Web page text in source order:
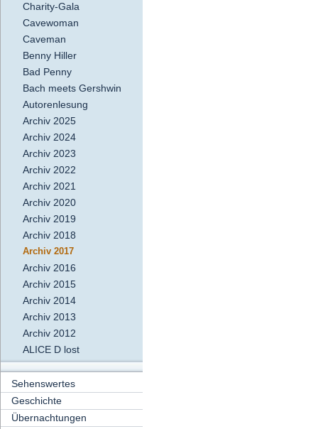
Charity-Gala
Cavewoman
Caveman
Benny Hiller
Bad Penny
Bach meets Gershwin
Autorenlesung
Archiv 2025
Archiv 2024
Archiv 2023
Archiv 2022
Archiv 2021
Archiv 2020
Archiv 2019
Archiv 2018
Archiv 2017
Archiv 2016
Archiv 2015
Archiv 2014
Archiv 2013
Archiv 2012
ALICE D lost
Sehenswertes
Geschichte
Übernachtungen